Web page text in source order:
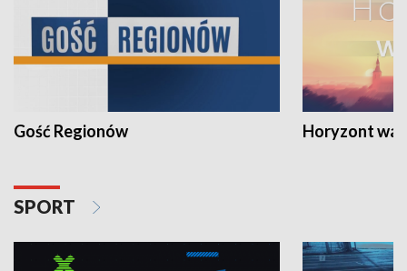
Gość Regionów Horyzont
SPORT